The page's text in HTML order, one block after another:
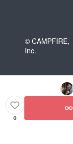
© CAMPFIRE,
Inc.
0